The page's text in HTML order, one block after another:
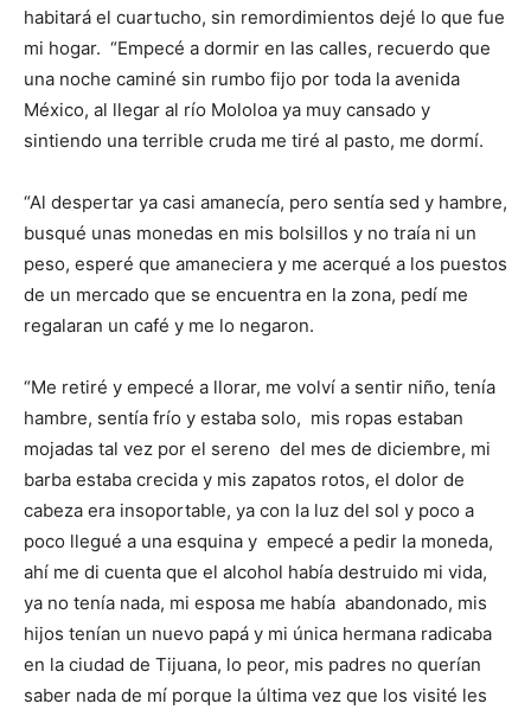
habitará el cuartucho, sin remordimientos dejé lo que fue
mi hogar. “Empecé a dormir en las calles, recuerdo que
una noche caminé sin rumbo fijo por toda la avenida
México, al llegar al río Mololoa ya muy cansado y
sintiendo una terrible cruda me tiré al pasto, me dormí.
“Al despertar ya casi amanecía, pero sentía sed y hambre,
busqué unas monedas en mis bolsillos y no traía ni un
peso, esperé que amaneciera y me acerqué a los puestos
de un mercado que se encuentra en la zona, pedí me
regalaran un café y me lo negaron.
“Me retiré y empecé a llorar, me volví a sentir niño, tenía
hambre, sentía frío y estaba solo, mis ropas estaban
mojadas tal vez por el sereno del mes de diciembre, mi
barba estaba crecida y mis zapatos rotos, el dolor de
cabeza era insoportable, ya con la luz del sol y poco a
poco llegué a una esquina y empecé a pedir la moneda,
ahí me di cuenta que el alcohol había destruido mi vida,
ya no tenía nada, mi esposa me había abandonado, mis
hijos tenían un nuevo papá y mi única hermana radicaba
en la ciudad de Tijuana, lo peor, mis padres no querían
saber nada de mí porque la última vez que los visité les